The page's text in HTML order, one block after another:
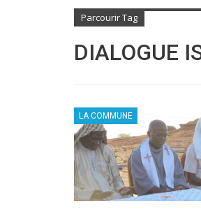
Parcourir Tag
DIALOGUE
LA COMMUNE